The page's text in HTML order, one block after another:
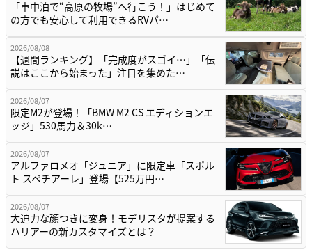
「車中泊で“高原の牧場”へ行こう！」はじめて
の方でも安心して利用できるRVパ…
2026/08/08
【週間ランキング】「完成度がスゴイ…」「伝
説はここから始まった」注目を集めた…
2026/08/07
限定M2が登場！「BMW M2 CS エディションエ
ッジ」530馬力＆30k…
2026/08/07
アルファロメオ「ジュニア」に限定車「スポル
ト スペチアーレ」登場【525万円…
2026/08/07
大迫力な顔つきに変身！モデリスタが提案する
ハリアーの新カスタマイズとは？